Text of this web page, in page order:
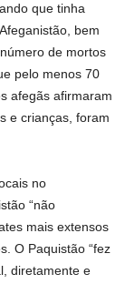
que tinha
bem
de mortos
pelo menos 70
afegãs afirmaram
e crianças, foram
no
“não
mais extensos
O Paquistão “fez
diretamente e